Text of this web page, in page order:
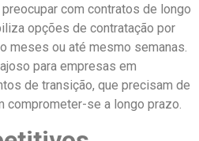
com contratos de longo
opções de contratação por
meses ou até mesmo semanas.
para empresas em
de transição, que precisam de
comprometer-se a longo prazo.